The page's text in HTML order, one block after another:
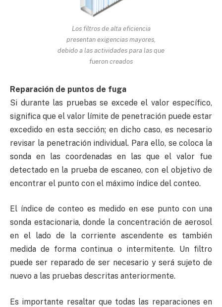
Los filtros de alta eficiencia
presentan exigencias mayores,
debido a las actividades para las que
fueron creados
Reparación de puntos de fuga
Si durante las pruebas se excede el valor específico,
significa que el valor límite de penetración puede estar
excedido en esta sección; en dicho caso, es necesario
revisar la penetración individual. Para ello, se coloca la
sonda en las coordenadas en las que el valor fue
detectado en la prueba de escaneo, con el objetivo de
encontrar el punto con el máximo índice del conteo.
El índice de conteo es medido en ese punto con una
sonda estacionaria, donde la concentración de aerosol
en el lado de la corriente ascendente es también
medida de forma continua o intermitente. Un filtro
puede ser reparado de ser necesario y será sujeto de
nuevo a las pruebas descritas anteriormente.
Es importante resaltar que todas las reparaciones en